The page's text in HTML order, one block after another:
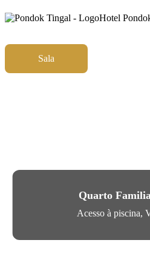
Hotel
Sala
Quarto
Acesso à piscina,